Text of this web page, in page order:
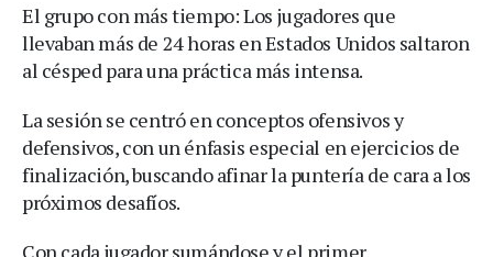
El grupo con más tiempo: Los jugadores que
llevaban más de 24 horas en Estados Unidos saltaron
al césped para una práctica más intensa.
La sesión se centró en conceptos ofensivos y
defensivos, con un énfasis especial en ejercicios de
finalización, buscando afinar la puntería de cara a los
próximos desafíos.
Con cada jugador sumándose y el primer